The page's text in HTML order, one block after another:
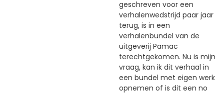
geschreven voor een
verhalenwedstrijd paar jaar
terug, is in een
verhalenbundel van de
uitgeverij Pamac
terechtgekomen. Nu is mijn
vraag, kan ik dit verhaal in
een bundel met eigen werk
opnemen of is dit een no